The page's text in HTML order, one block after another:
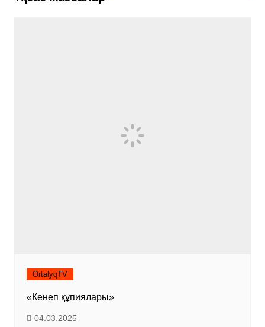
OrtalyqTV
«Кенеп құпиялары»
04.03.2025